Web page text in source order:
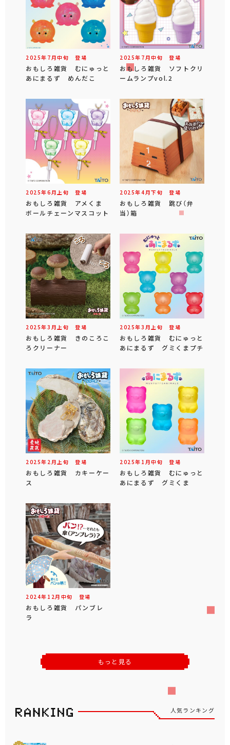
2025年 7 月中旬 登場
おもしろ雑貨 むにゅっと
あにまるず めんだこ
2025年 7 月中旬 登場
おもしろ雑貨 ソフトクリ
ームランプvol.2
2025年6 月 上旬 登場
おもしろ雑貨 アメくま
ボールチェーンマスコット
2025年4 月下旬 登場
おもしろ雑貨 跳び（弁
当）箱
2025年3 月 上旬 登場
おもしろ雑貨 きのころこ
ろクリーナー
2025年3 月 上旬 登場
おもしろ雑貨 むにゅっと
あにまるず グミくまプチ
2025年 2 月 上旬 登場
おもしろ雑貨 カキーケー
ス
2025年 1 月中旬 登場
おもしろ雑貨 むにゅっと
あにまるず グミくま
2024年 12 月 中旬 登場
おもしろ雑貨 パンブレ
ラ
もっと見る
人気ランキング